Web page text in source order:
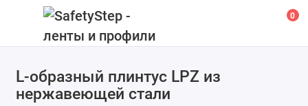
0
L-образный плинтус LPZ из
нержавеющей стали